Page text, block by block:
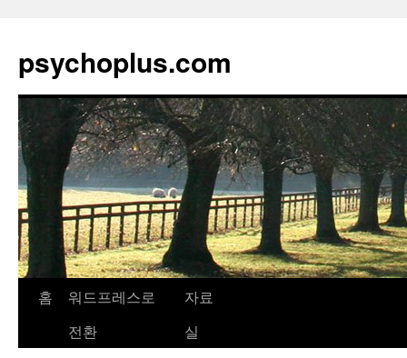
psychoplus.com
컨홈
워드프레스로
전환
자료
실